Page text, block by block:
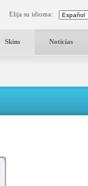
Elija su idioma:
Skins Noticias